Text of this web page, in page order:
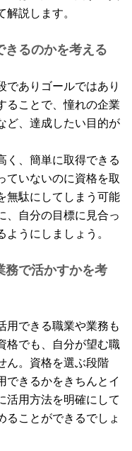
説します。
きるのかを考える
でありゴールではあり
ることで、憧れの企業
ど、達成したい目的が
く、簡単に取得できる
ていないのに資格を取
無駄にしてしまう可能
、自分の目標に見合っ
うにしましょう。
務で活かすかを考
用できる職業や業務も
格でも、自分が望む職
ん。資格を選ぶ段階
できるかをきちんとイ
活用方法を明確にして
ることができるでしょ